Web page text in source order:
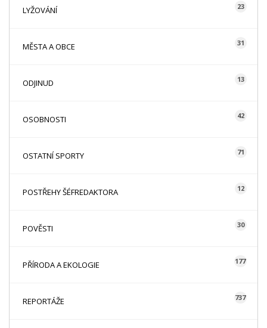
LYŽOVÁNÍ 23
MĚSTA A OBCE 31
ODJINUD 13
OSOBNOSTI 42
OSTATNÍ SPORTY 71
POSTŘEHY ŠÉFREDAKTORA 12
POVĚSTI 30
PŘÍRODA A EKOLOGIE 177
REPORTÁŽE 737